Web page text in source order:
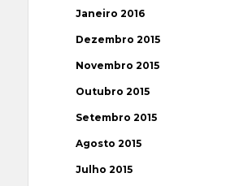
Janeiro 2016
Dezembro 2015
Novembro 2015
Outubro 2015
Setembro 2015
Agosto 2015
Julho 2015